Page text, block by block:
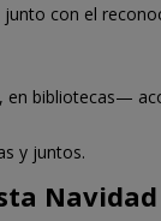
junto con el
bibliotecas—
y juntos.